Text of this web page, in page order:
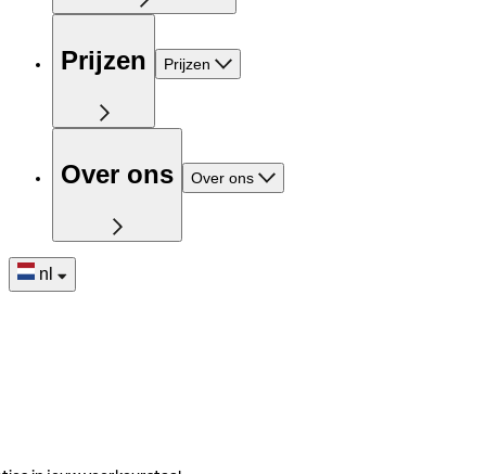
Prijzen Prijzen
Over ons Over ons
nl